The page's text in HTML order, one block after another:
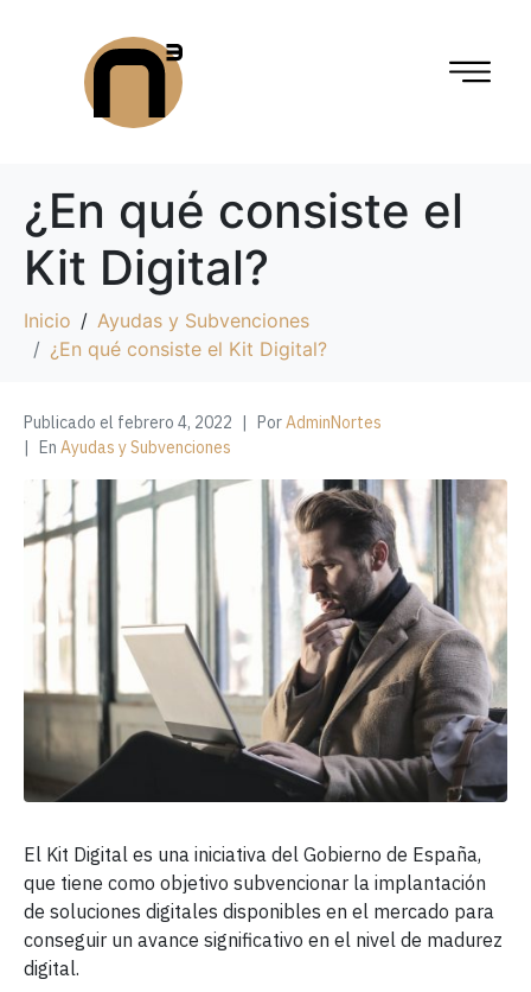
¿En qué consiste el
Kit Digital?
Inicio
Ayudas y Subvenciones
¿En qué consiste el Kit Digital?
Publicado el febrero 4, 2022 PorAdminNortes
En Ayudas y Subvenciones
El Kit Digital es una iniciativa del Gobierno de España,
que tiene como objetivo subvencionar la implantación
de soluciones digitales disponibles en el mercado para
conseguir un avance significativo en el nivel de madurez
digital.